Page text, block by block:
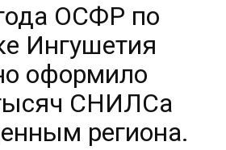
ОСФР по
Ингушетия
оформило
СНИЛСа
региона.